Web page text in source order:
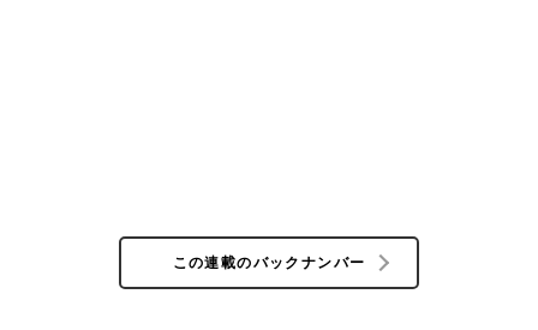
この連載のバックナンバー